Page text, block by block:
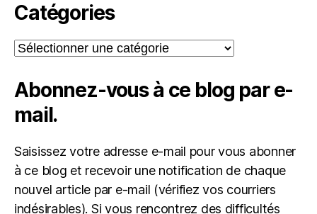
Catégories
Catégories
Abonnez-vous à ce blog par e-
mail.
Saisissez votre adresse e-mail pour vous abonner
à ce blog et recevoir une notification de chaque
nouvel article par e-mail (vérifiez vos courriers
indésirables). Si vous rencontrez des difficultés